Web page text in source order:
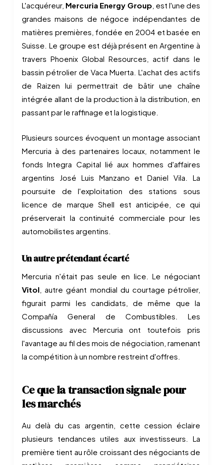
L'acquéreur, Mercuria Energy Group, est l'une des
grandes maisons de négoce indépendantes de
matières premières, fondée en 2004 et basée en
Suisse. Le groupe est déjà présent en Argentine à
travers Phoenix Global Resources, actif dans le
bassin pétrolier de Vaca Muerta. L'achat des actifs
de Raizen lui permettrait de bâtir une chaîne
intégrée allant de la production à la distribution, en
passant par le raffinage et la logistique.
Plusieurs sources évoquent un montage associant
Mercuria à des partenaires locaux, notamment le
fonds Integra Capital lié aux hommes d'affaires
argentins José Luis Manzano et Daniel Vila. La
poursuite de l'exploitation des stations sous
licence de marque Shell est anticipée, ce qui
préserverait la continuité commerciale pour les
automobilistes argentins.
Un autre prétendant écarté
Mercuria n'était pas seule en lice. Le négociant
Vitol, autre géant mondial du courtage pétrolier,
figurait parmi les candidats, de même que la
Compañía General de Combustibles. Les
discussions avec Mercuria ont toutefois pris
l'avantage au fil des mois de négociation, ramenant
la compétition à un nombre restreint d'offres.
Ce que la transaction signale pour
les marchés
Au delà du cas argentin, cette cession éclaire
plusieurs tendances utiles aux investisseurs. La
première tient au rôle croissant des négociants de